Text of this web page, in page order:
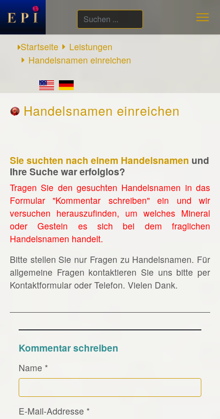
Suchen
...
Startseite
Leistungen
Handelsnamen einreichen
Handelsnamen einreichen
Sie suchten nach einem Handelsnamen und
Ihre Suche war erfolglos?
Tragen Sie den gesuchten Handelsnamen in das
Formular "Kommentar schreiben" ein und wir
versuchen herauszufinden, um welches Mineral
oder Gestein es sich bei dem fraglichen
Handelsnamen handelt.
Bitte stellen Sie nur Fragen zu Handelsnamen. Für
allgemeine Fragen kontaktieren Sie uns bitte per
Kontaktformular oder Telefon. Vielen Dank.
Kommentar schreiben
Name *
E-Mail-Addresse *